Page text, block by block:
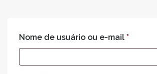
Nome de usuário ou e-mail *